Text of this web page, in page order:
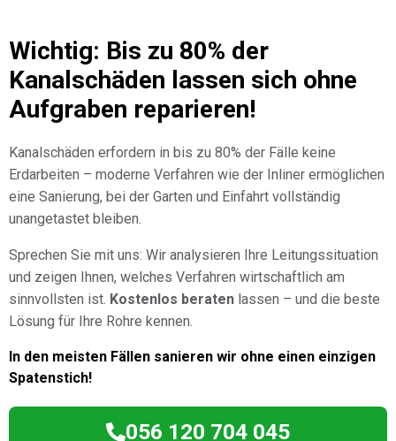
Wichtig: Bis zu 80% der
Kanalschäden lassen sich ohne
Aufgraben reparieren!
Kanalschäden erfordern in bis zu 80% der Fälle keine
Erdarbeiten – moderne Verfahren wie der Inliner ermöglichen
eine Sanierung, bei der Garten und Einfahrt vollständig
unangetastet bleiben.
Sprechen Sie mit uns: Wir analysieren Ihre Leitungssituation
und zeigen Ihnen, welches Verfahren wirtschaftlich am
sinnvollsten ist. Kostenlos beraten lassen – und die beste
Lösung für Ihre Rohre kennen.
In den meisten Fällen sanieren wir ohne einen einzigen
Spatenstich!
056 120 704 045